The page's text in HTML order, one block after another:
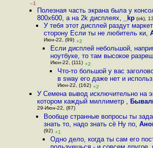
–1
Полезная часть экрана была у
800x600, а на 2k дисплеях, _kp(ok),
У тебя этот дисплей раздут
сторону Если ты не любитель ки,
Июн-22, (99) +2
Если дисплей небольшой,
ноутбуке, то там высокое
Июн-22, (111) +2
Что-то большой у вас
в sway его даже нет и использ
Июн-22, (162) +2
У Семена вывод исключительно на
котором каждый миллиметр ,
29-Июн-22, (87)
Вообще странные вопросы ты
знать то, надо знать сё Ну по,
(92) +1
Одно дело, когда ты сам его